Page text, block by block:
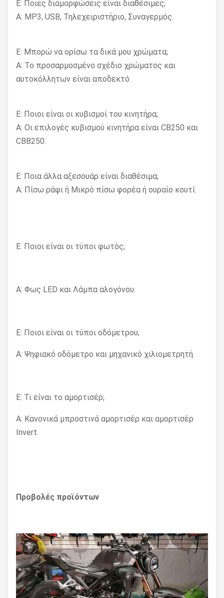
Ε: Ποιες διαμορφώσεις είναι διαθέσιμες;
A: MP3, USB, Τηλεχειριστήριο, Συναγερμός.
Ε: Μπορώ να ορίσω τα δικά μου χρώματα;
Α: Το προσαρμοσμένο σχέδιο χρώματος και
αυτοκόλλητων είναι αποδεκτό.
Ε: Ποιοι είναι οι κυβισμοί του κινητήρα;
Α: Οι επιλογές κυβισμού κινητήρα είναι CB250 και
CBB250.
Ε: Ποια άλλα αξεσουάρ είναι διαθέσιμα;
Α: Πίσω ράφι ή Μικρό πίσω φορέα ή ουραίο κουτί.
Ε: Ποιοι είναι οι τύποι φωτός;
Α: Φως LED και Λάμπα αλογόνου.
Ε: Ποιοι είναι οι τύποι οδόμετρου;
Α: Ψηφιακό οδόμετρο και μηχανικό χιλιομετρητή.
Ε: Τι είναι το αμορτισέρ;
Α: Κανονικά μπροστινά αμορτισέρ και αμορτισέρ
Invert.
Προβολές προϊόντων